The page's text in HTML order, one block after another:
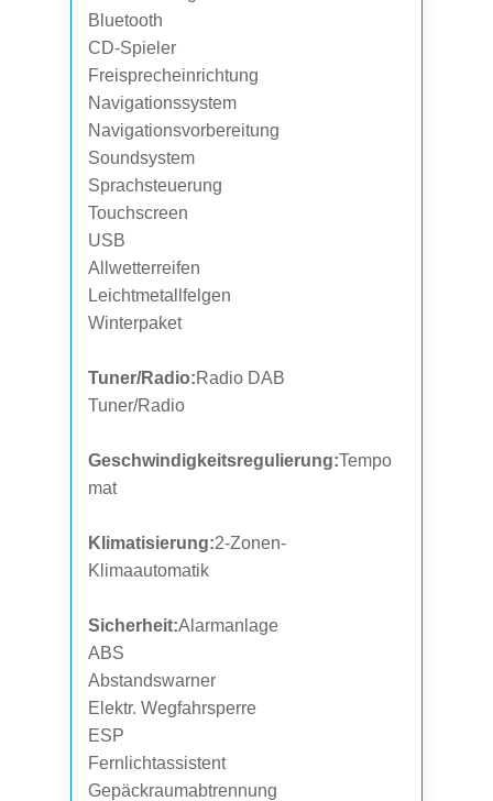
Bluetooth
CD-Spieler
Freisprecheinrichtung
Navigationssystem
Navigationsvorbereitung
Soundsystem
Sprachsteuerung
Touchscreen
USB
Allwetterreifen
Leichtmetallfelgen
Winterpaket
Tuner/Radio:Radio DAB
Tuner/Radio
Geschwindigkeitsregulierung:Tempo
mat
Klimatisierung:2-Zonen-
Klimaautomatik
Sicherheit:Alarmanlage
ABS
Abstandswarner
Elektr. Wegfahrsperre
ESP
Fernlichtassistent
Gepäckraumabtrennung